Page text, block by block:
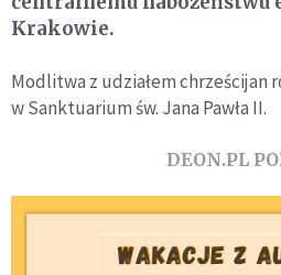
Krakowie.
Modlitwa z udziałem chrześcijan
w Sanktuarium św. Jana Pawła II.
DEON.PL